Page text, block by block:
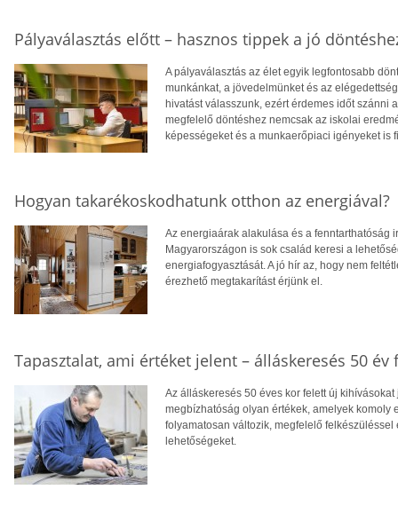
Pályaválasztás előtt – hasznos tippek a jó
A pályaválasztás az élet egyik legfontosabb
munkánkat, a jövedelmünket és az
hivatást válasszunk, ezért érdemes időt szánni
megfelelő döntéshez nemcsak az iskolai
képességeket és a munkaerőpiaci igényeket is
Hogyan takarékoskodhatunk otthon az energiával?
Az energiaárak alakulása és a fenntarthatóság
Magyarországon is sok család keresi a
energiafogyasztását. A jó hír az, hogy nem
érezhető megtakarítást érjünk el.
Tapasztalat, ami értéket jelent – álláskeresés 50 év
Az álláskeresés 50 éves kor felett új
megbízhatóság olyan értékek, amelyek komoly
folyamatosan változik, megfelelő
lehetőségeket.